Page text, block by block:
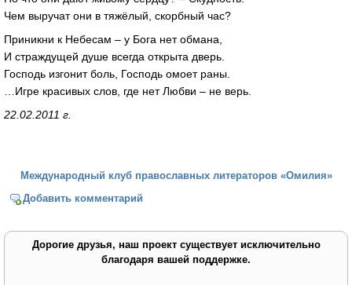
Чем выручат они в тяжёлый, скорбный час?
Приникни к Небесам – у Бога нет обмана,
И страждущей душе всегда открыта дверь.
Господь изгонит боль, Господь омоет раны.
…Игре красивых слов, где нет Любви – не верь.
22.02.2011 г.
Международный клуб православных литераторов «Омилия»
Добавить комментарий
Дорогие друзья, наш проект существует исключительно
благодаря вашей поддержке.